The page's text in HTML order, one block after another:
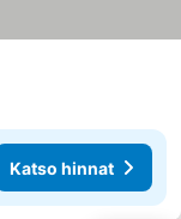
Katso hinnat